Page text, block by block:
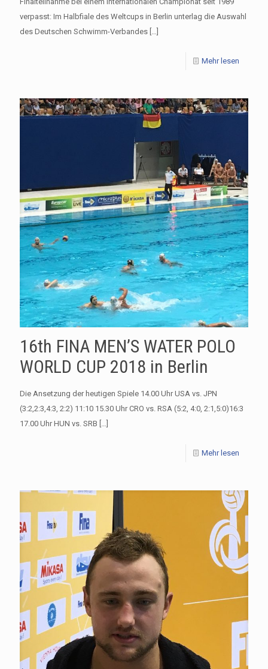
verpasst: Im Halbfiale des Weltcups in Berlin unterlag die Auswahl
des Deutschen Schwimm-Verbandes […]
Mehr lesen
16th FINA MEN’S WATER POLO
WORLD CUP 2018 in Berlin
Die Ansetzung der heutigen Spiele 14.00 Uhr USA vs. JPN
(3:2,2:3,4:3, 2:2) 11:10 15.30 Uhr CRO vs. RSA (5:2, 4:0, 2:1,5:0)16:3
17.00 Uhr HUN vs. SRB […]
Mehr lesen